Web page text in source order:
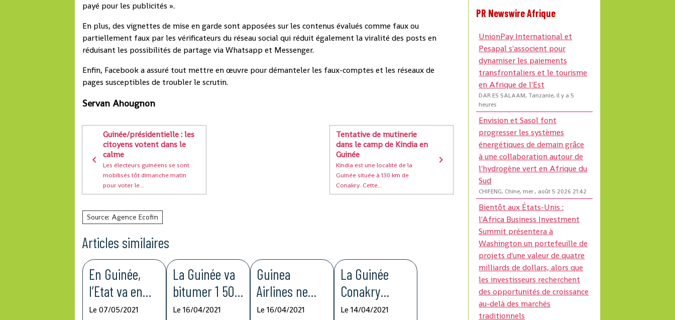
payé pour les publicités ».
En plus, des vignettes de mise en garde sont apposées sur les contenus évalués comme faux ou
partiellement faux par les vérificateurs du réseau social qui réduit également la viralité des posts en
réduisant les possibilités de partage via Whatsapp et Messenger.
Enfin, Facebook a assuré tout mettre en œuvre pour démanteler les faux-comptes et les réseaux de
pages susceptibles de troubler le scrutin.
Servan Ahougnon
Guinée/présidentielle : les
citoyens votent dans le
calme
Les électeurs guinéens se sont
mobilisés tôt dimanche matin
pour voter le...
Tentative de mutinerie
dans le camp de Kindia en
Guinée
Kindia est une localité de la
Guinée située à 130 km de
Conakry. Cette...
Source: Agence Ecofin
Articles similaires
En Guinée,
l’Etat va en
guerre contre
Le 07/05/2021
La Guinée va
bitumer 1 500
km de route
Le 16/04/2021
Guinea
Airlines ne
prendra
Le 16/04/2021
La Guinée
Conakry
sollicite le
Le 14/04/2021
PR Newswire Afrique
UnionPay International et
Pesapal s'associent pour
dynamiser les paiements
transfrontaliers et le tourisme
en Afrique de l'Est
DAR ES SALAAM, Tanzanie, il y a 5
heures
Envision et Sasol font
progresser les systèmes
énergétiques de demain grâce
à une collaboration autour de
l'hydrogène vert en Afrique du
Sud
CHIFENG, Chine, mer., août 5 2026 21:42
Bientôt aux États-Unis :
l'Africa Business Investment
Summit présentera à
Washington un portefeuille de
projets d'une valeur de quatre
milliards de dollars, alors que
les investisseurs recherchent
des opportunités de croissance
au-delà des marchés
traditionnels